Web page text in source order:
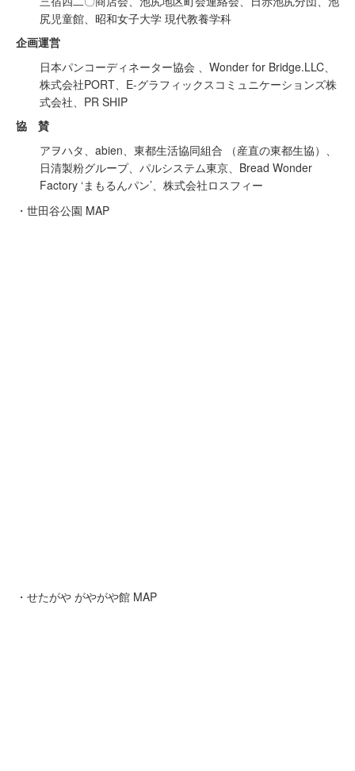
尻児童館、昭和女子大学 現代教養学科
企画運営
日本パンコーディネーター協会 、Wonder for Bridge.LLC、
株式会社PORT、E-グラフィックスコミュニケーションズ株
式会社、PR SHIP
協 賛
アヲハタ、abien、東都生活協同組合 （産直の東都生協）、
日清製粉グループ、パルシステム東京、Bread Wonder
Factory ‘まもるんパン’、株式会社ロスフィー
・世田谷公園 MAP
・せたがや がやがや館 MAP